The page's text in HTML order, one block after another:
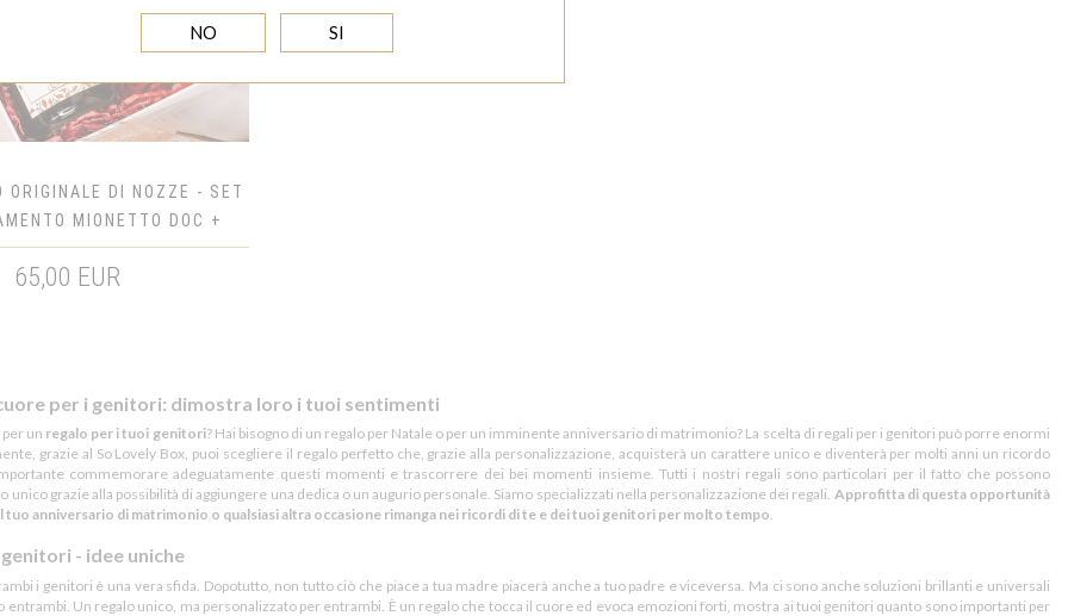
NO SI
ORIGINALE DI NOZZE - SET
MIONETTO DOC +
LOW POLY DORATA
65,00 EUR
per i genitori: dimostra loro i tuoi sentimenti
un regalo per i tuoi genitori? Hai bisogno di un regalo per Natale o per un imminente anniversario di matrimonio? La scelta di regali per i genitori può porre enormi
grazie al So Lovely Box, puoi scegliere il regalo perfetto che, grazie alla personalizzazione, acquisterà un carattere unico e diventerà per molti anni un ricordo
commemorare adeguatamente questi momenti e trascorrere dei bei momenti insieme. Tutti i nostri regali sono particolari per il fatto che possono
unico grazie alla possibilità di aggiungere una dedica o un augurio personale. Siamo specializzati nella personalizzazione dei regali. Approfitta di questa opportunità
tuo anniversario di matrimonio o qualsiasi altra occasione rimanga nei ricordi di te e dei tuoi genitori per molto tempo.
- idee uniche
i genitori è una vera sfida. Dopotutto, non tutto ciò che piace a tua madre piacerà anche a tuo padre e viceversa. Ma ci sono anche soluzioni brillanti e universali
entrambi. Un regalo unico, ma personalizzato per entrambi. È un regalo che tocca il cuore ed evoca emozioni forti, mostra ai tuoi genitori quanto sono importanti per